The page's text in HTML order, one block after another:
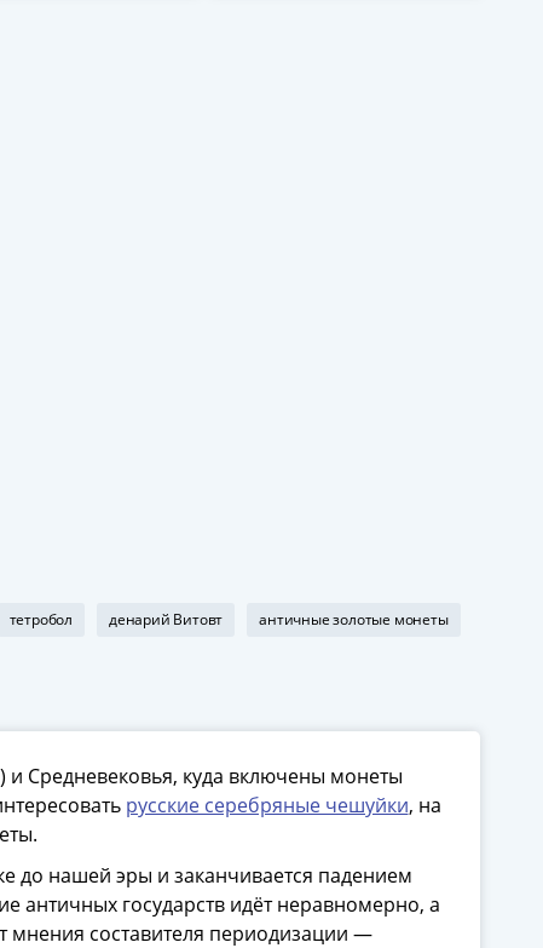
тетробол денарий Витовт античные золотые монеты
Средневековья, куда включены монеты
русские серебряные чешуйки, на
до нашей эры и заканчивается падением
античных государств идёт неравномерно, а
мнения составителя периодизации —